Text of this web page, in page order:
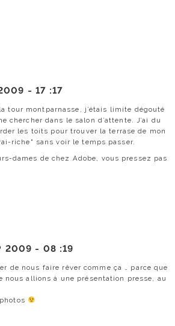
- 17 :17
tour montparnasse, j’étais limite dégouté
chercher dans le salon d’attente. J’ai du
les toits pour trouver la terrase de mon
riche" sans voir le temps passer.
dames de chez Adobe, vous pressez pas
2009 - 08 :19
de nous faire rêver comme ça … parce que
nous allions à une présentation presse, au